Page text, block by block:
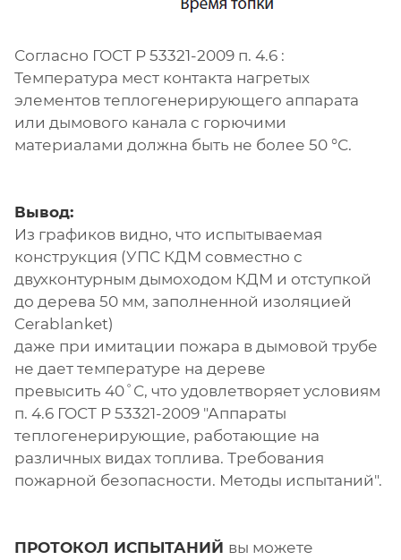
Согласно ГОСТ Р 53321-2009 п. 4.6 :
Температура мест контакта нагретых
элементов теплогенерирующего аппарата
или дымового канала с горючими
материалами должна быть не более 50 °С.
Вывод:
Из графиков видно, что испытываемая
конструкция (УПС КДМ совместно с
двухконтурным дымоходом КДМ и отступкой
до дерева 50 мм, заполненной изоляцией
Cerablanket)
даже при имитации пожара в дымовой трубе
не дает температуре на дереве
превысить 40˚С, что удовлетворяет условиям
п. 4.6 ГОСТ Р 53321-2009 "Аппараты
теплогенерирующие, работающие на
различных видах топлива. Требования
пожарной безопасности. Методы испытаний".
ПРОТОКОЛ ИСПЫТАНИЙ вы можете